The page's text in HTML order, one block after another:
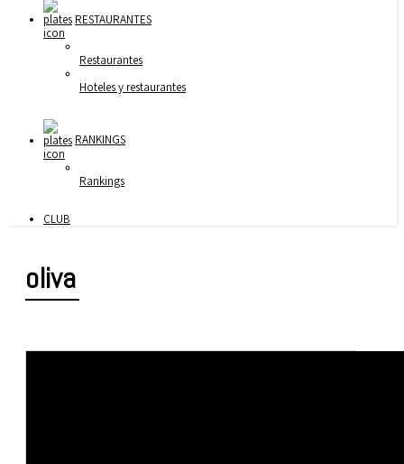
RESTAURANTES
Restaurantes
Hoteles y restaurantes
RANKINGS
Rankings
CLUB
oliva